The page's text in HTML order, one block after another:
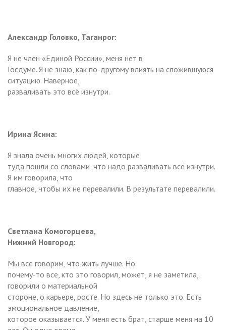
Александр Головко, Таганрог:
Я не член «Единой России», меня нет в
Госдуме. Я не знаю, как по-другому влиять на сложившуюся
ситуацию. Наверное,
разваливать это всё изнутри.
Ирина Ясина:
Я знала очень многих людей, которые
туда пошли со словами, что надо разваливать всё изнутри.
Я им говорила, что
главное, чтобы их не перевалили. В результате перевалили.
Светлана Комогорцева,
Нижний Новгород:
Мы все говорим, что жить лучше. Но
почему-то все, кто это говорил, может, я не заметила,
говорили о материальной
стороне, о карьере, росте. Но здесь не только это. Есть
эмоциональное давление,
которое оказывается. У меня есть брат, старше меня на 10